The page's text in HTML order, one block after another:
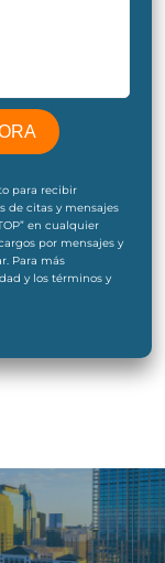
para recibir
de citas y mensajes
en cualquier
por mensajes y
Para más
y los términos y